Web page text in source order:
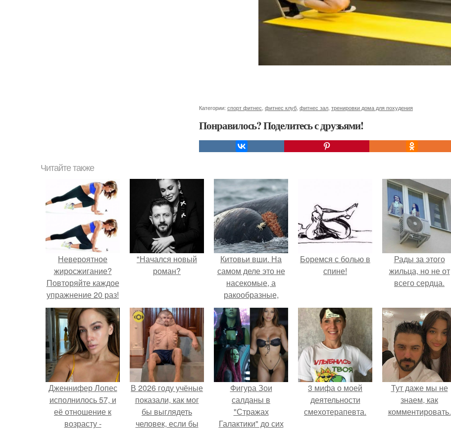
Категории: спорт фитнес фитнес клуб фитнес зал тренировки дома для похудения
Понравилось? Поделитесь с друзьями!
Читайте также
Невероятное
жиросжигание?
Повторяйте каждое
упражнение 20 раз!
"Начался новый
роман?
Китовьи вши. На
самом деле это не
насекомые, а
ракообразные,
относящиеся к
бокоплавам.
Боремся с болью в
спине!
Рады за этого
жильца, но не от
всего сердца.
Дженнифер Лопес
исполнилось 57, и
её отношение к
возрасту -
В 2026 году учёные
показали, как мог
бы выглядеть
человек, если бы
Фигура Зои
салданы в
"Стражах
Галактики" до сих
3 мифа о моей
деятельности
смехотерапевта.
Тут даже мы не
знаем, как
комментировать.